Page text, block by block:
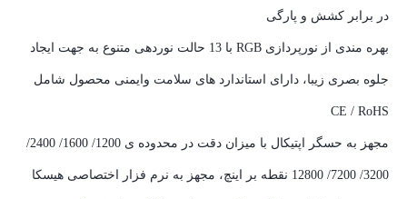
در برابر کشش و پارگی
بهره مندی از نورپردازی RGB با 13 حالت نوردهی متنوع به جهت ایجاد
جلوه بصری زیبا، دارای استاندارد های سلامت وایمنی محصول شامل
CE / RoHS
مجهز به حسگر اپتیکال با میزان دقت در محدوده ی 1200/ 1600/ 2400/
3200/ 7200/ 12800 نقطه بر اینچ، مجهز به نرم فزار اختصاصی هیسکا